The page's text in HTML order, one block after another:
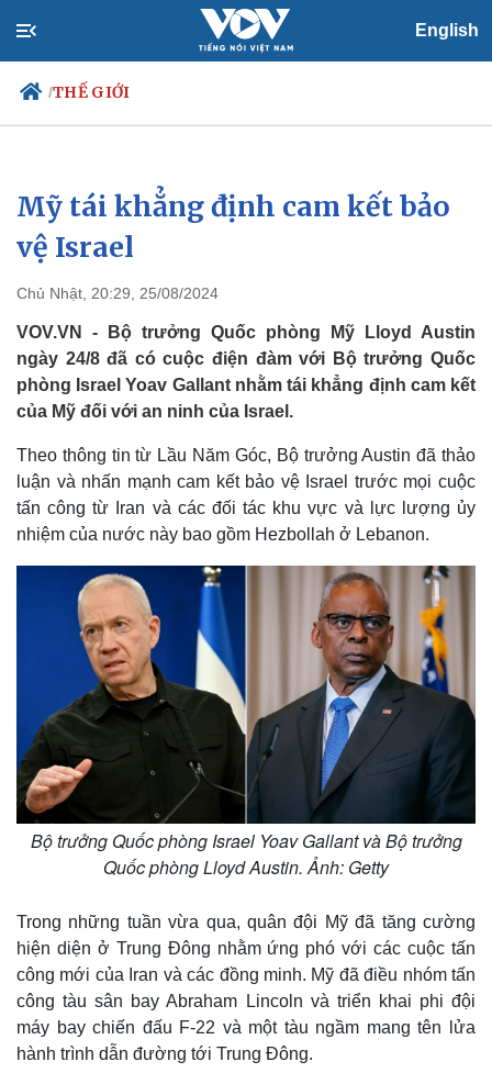
English
/THẾ GIỚI
Chính trị
Đảng
Tổ chức nhân sự
Nhận diện sự thật
Xã hội
Việc làm
Biển đảo
Mỹ tái khẳng định cam kết bảo
vệ Israel
Chủ Nhật, 20:29, 25/08/2024
VOV.VN - Bộ trưởng Quốc phòng Mỹ Lloyd Austin
ngày 24/8 đã có cuộc điện đàm với Bộ trưởng Quốc
phòng Israel Yoav Gallant nhằm tái khẳng định cam kết
của Mỹ đối với an ninh của Israel.
Theo thông tin từ Lầu Năm Góc, Bộ trưởng Austin đã thảo
luận và nhấn mạnh cam kết bảo vệ Israel trước mọi cuộc
tấn công từ Iran và các đối tác khu vực và lực lượng ủy
nhiệm của nước này bao gồm Hezbollah ở Lebanon.
Bộ trưởng Quốc phòng Israel Yoav Gallant và Bộ trưởng
Quốc phòng Lloyd Austin. Ảnh: Getty
Trong những tuần vừa qua, quân đội Mỹ đã tăng cường
hiện diện ở Trung Đông nhằm ứng phó với các cuộc tấn
công mới của Iran và các đồng minh. Mỹ đã điều nhóm tấn
công tàu sân bay Abraham Lincoln và triển khai phi đội
máy bay chiến đấu F-22 và một tàu ngầm mang tên lửa
hành trình dẫn đường tới Trung Đông.